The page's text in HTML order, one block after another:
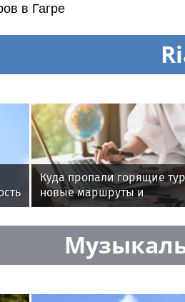
в Гагре
Куда пропали горящие
новые маршруты и
«негостеприимные» цены